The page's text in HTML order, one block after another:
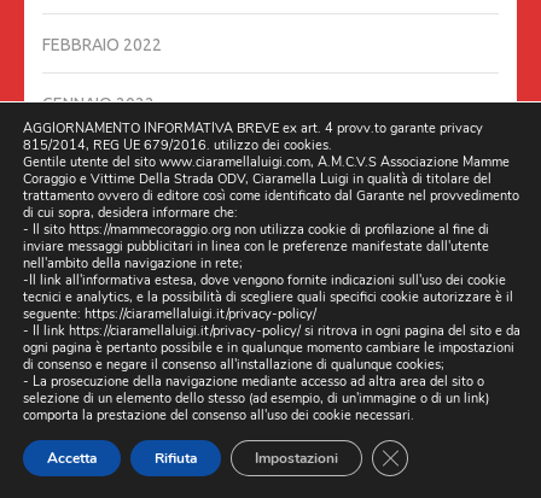
FEBBRAIO 2022
GENNAIO 2022
DICEMBRE 2021
NOVEMBRE 2021
OTTOBRE 2021
LUGLIO 2021
GIUGNO 2021
MAGGIO 2021
AGGIORNAMENTO INFORMATIVA BREVE ex art. 4 provv.to garante privacy
815/2014, REG UE 679/2016. utilizzo dei cookies.
Gentile utente del sito www.ciaramellaluigi.com, A.M.C.V.S Associazione Mamme
Coraggio e Vittime Della Strada ODV, Ciaramella Luigi in qualità di titolare del
trattamento ovvero di editore così come identificato dal Garante nel provvedimento
di cui sopra, desidera informare che:
- Il sito https://mammecoraggio.org non utilizza cookie di profilazione al fine di
inviare messaggi pubblicitari in linea con le preferenze manifestate dall'utente
nell'ambito della navigazione in rete;
-Il link all'informativa estesa, dove vengono fornite indicazioni sull'uso dei cookie
tecnici e analytics, e la possibilità di scegliere quali specifici cookie autorizzare è il
seguente: https://ciaramellaluigi.it/privacy-policy/
- Il link https://ciaramellaluigi.it/privacy-policy/si ritrova in ogni pagina del sito e da
ogni pagina è pertanto possibile e in qualunque momento cambiare le impostazioni
di consenso e negare il consenso all'installazione di qualunque cookies;
- La prosecuzione della navigazione mediante accesso ad altra area del sito o
selezione di un elemento dello stesso (ad esempio, di un'immagine o di un link)
comporta la prestazione del consenso all'uso dei cookie necessari.
Accetta Rifiuta Impostazioni CLOSE GDPR